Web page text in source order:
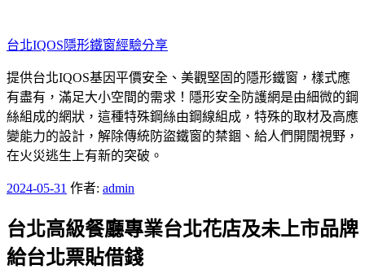
至
主
要
內
容
台北IQOS隱形鐵窗經驗分享
提供台北IQOS基因平價安全、美觀堅固的隱形鐵窗，樣式應
有盡有，滿足大小空間的需求！隱形安全防護網是由細微的鋼
絲組成的網狀，這種特殊鋼絲由鋼線組成，特殊的取材及高應
變能力的設計，解除傳統防盜鐵窗的禁錮、給人們開闊視野，
在火災逃生上有新的突破。
發
於
2024-05-31 作者: admin
台北高級餐廳專業台北花店及未上市品牌
給台北票貼借錢